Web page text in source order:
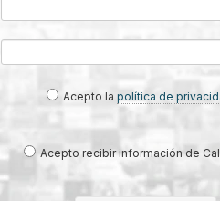
techo:
Acepto lapolítica de
Acepto recibir información de